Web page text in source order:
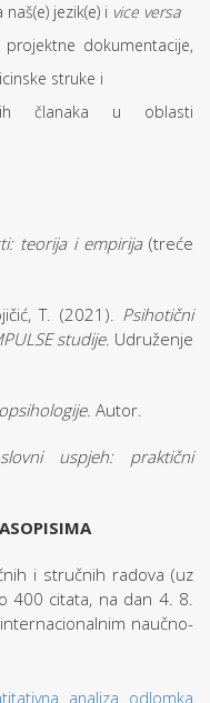
jezik(e) i vice versa
dokumentacije,
struke i
članaka u oblasti
teorija i empirija(treće
T. (2021). Psihotični
studije. Udruženje
Autor.
uspjeh: praktični
i stručnih radova (uz
400 citata, na dan 4. 8.
naučno-
analiza odlomka